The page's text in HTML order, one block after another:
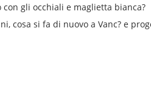
gli occhiali e maglietta bianca?
cosa si fa di nuovo a Vanc? e